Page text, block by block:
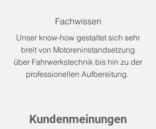
Fachwissen
Unser know-how gestaltet sich sehr
breit von Motoreninstandsetzung
über Fahrwerkstechnik bis hin zu der
professionellen Aufbereitung.
Kundenmeinungen